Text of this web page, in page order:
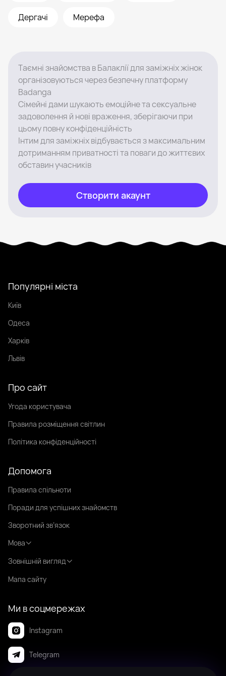
Дергачі Мерефа
Таємні знайомства в Балаклії для заміжніх жінок
організовуються через безпечну платформу
Badanga
Сімейні дами шукають емоційне та сексуальне
задоволення й нові враження, зберігаючи при
цьому повну конфіденційність
Інтим для заміжніх відбувається з максимальним
дотриманням приватності та поваги до життєвих
обставин учасників
Створити акаунт
Популярні міста
Київ
Одеса
Харків
Львів
Про сайт
Угода користувача
Правила розміщення світлин
Політика конфіденційності
Допомога
Правила спільноти
Поради для успішних знайомств
Зворотний зв’язок
Мова
Зовнішній вигляд
Мапа сайту
Ми в соцмережах
Instagram
Telegram